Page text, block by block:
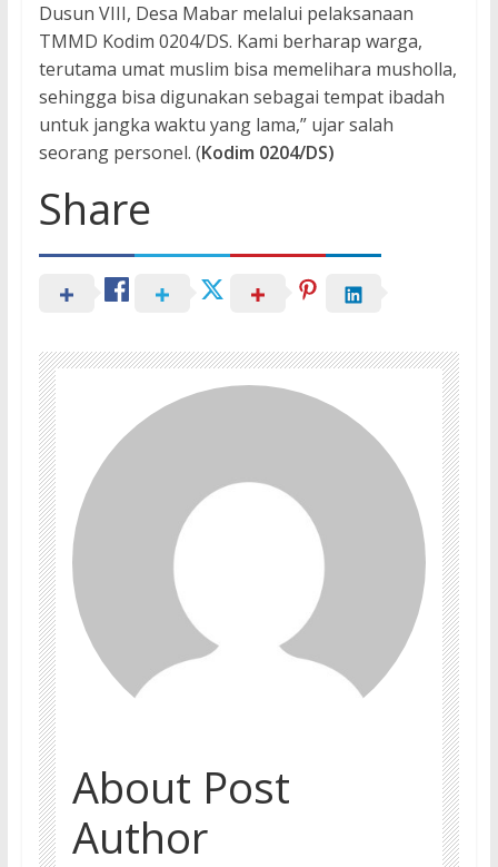
Dusun VIII, Desa Mabar melalui pelaksanaan
TMMD Kodim 0204/DS. Kami berharap warga,
terutama umat muslim bisa memelihara musholla,
sehingga bisa digunakan sebagai tempat ibadah
untuk jangka waktu yang lama,” ujar salah
seorang personel. (Kodim 0204/DS)
Share
About Post
Author